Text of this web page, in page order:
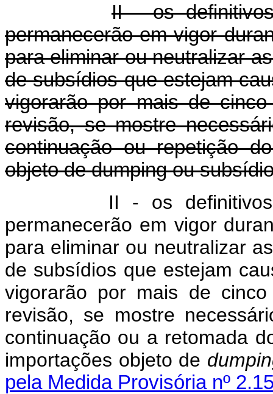
II - os
permanecerão em vigor
para eliminar ou neutralizar
de subsídios que estejam
vigorarão por mais de
revisão, se mostre
continuação ou repetição
objeto de dumping ou
II - os
permanecerão em vigor
para eliminar ou neutralizar
de subsídios que estejam
vigorarão por mais de
revisão, se mostre
continuação ou a retomada
importações objeto de
pela Medida Provisória nº